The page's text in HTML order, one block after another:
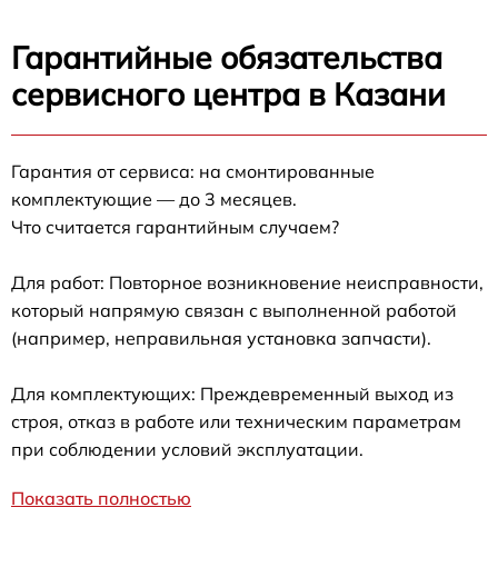
Гарантийные обязательства
сервисного центра в Казани
Гарантия от сервиса: на смонтированные
комплектующие — до 3 месяцев.
Что считается гарантийным случаем?
Для работ: Повторное возникновение неисправности,
который напрямую связан с выполненной работой
(например, неправильная установка запчасти).
Для комплектующих: Преждевременный выход из
строя, отказ в работе или техническим параметрам
при соблюдении условий эксплуатации.
Показать полностью